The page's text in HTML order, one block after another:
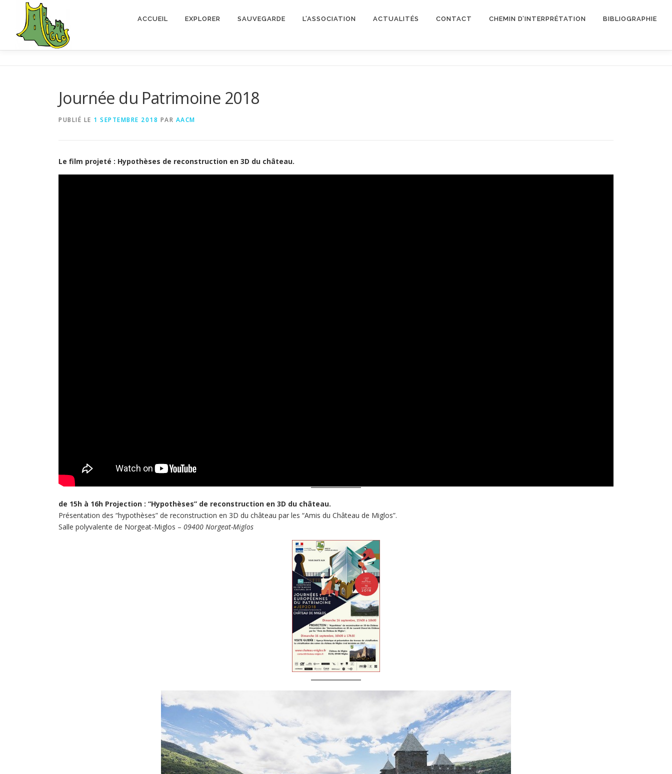
contenu
ACCUEIL EXPLORER SAUVEGARDE L’ASSOCIATION ACTUALITÉS CONTACT CHEMIN D’INTERPRÉTATION BIBLIOGRAPHIE
Journée du Patrimoine 2018
PUBLIÉ LE 1 SEPTEMBRE 2018 PAR AACM
Le film projeté : Hypothèses de reconstruction en 3D du château.
de 15h à 16h Projection : “Hypothèses” de reconstruction en 3D du château.
Présentation des “hypothèses” de reconstruction en 3D du château par les “Amis du Château de Miglos”.
Salle polyvalente de Norgeat-Miglos – 09400 Norgeat-Miglos